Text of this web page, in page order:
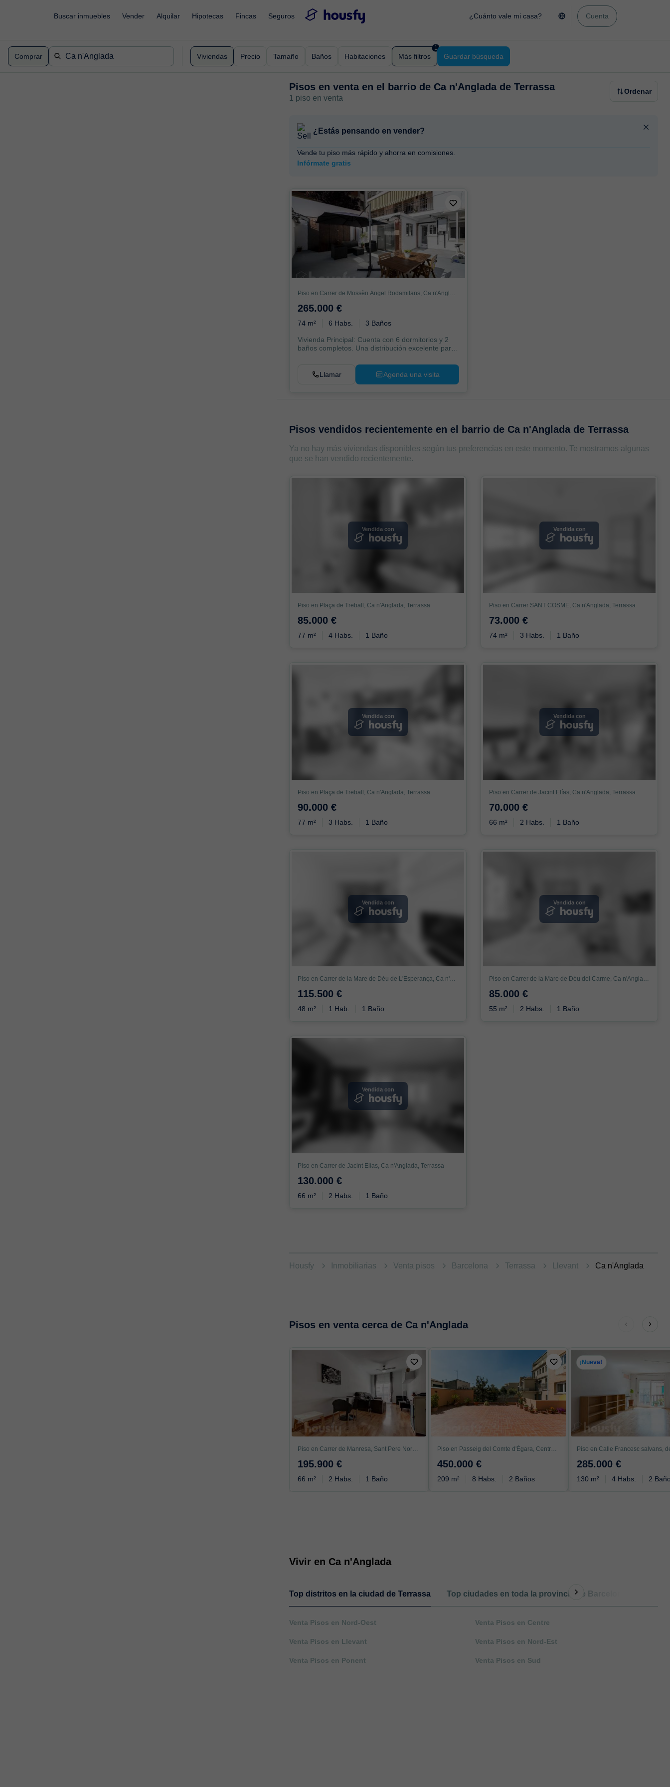
Buscar inmuebles Vender Alquilar Hipotecas Fincas Seguros ¿Cuánto vale mi casa? Cuenta
Comprar Viviendas Precio Tamaño Baños Habitaciones Más filtros
1
Guardar búsqueda
Pisos en venta en el barrio de Ca n'Anglada de Terrassa
1 piso en venta
Ordenar
¿Estás pensando en vender?
Vende tu piso más rápido y ahorra en comisiones.
Infórmate gratis
265.000 €
74 m² 6 Habs. 3 Baños
Vivienda Principal: Cuenta con 6 dormitorios y 2
baños completos. Una distribución excelente para
Llamar Agenda una visita
Pisos vendidos recientemente en el barrio de Ca n'Anglada de Terrassa
Ya no hay más viviendas disponibles según tus preferencias en este momento. Te mostramos algunas
que se han vendido recientemente.
Vendida con
Piso en Plaça de Treball, Ca n'Anglada, Terrassa
85.000 €
77 m² 4 Habs. 1 Baño
Vendida con
Piso en Carrer SANT COSME, Ca n'Anglada, Terrassa
73.000 €
74 m² 3 Habs. 1 Baño
Vendida con
Piso en Plaça de Treball, Ca n'Anglada, Terrassa
90.000 €
77 m² 3 Habs. 1 Baño
Vendida con
Piso en Carrer de Jacint Elías, Ca n'Anglada, Terrassa
70.000 €
66 m² 2 Habs. 1 Baño
Vendida con
Piso en Carrer de la Mare de Déu de L'Esperança, Ca n'Anglada, Terrassa
115.500 €
48 m² 1 Hab. 1 Baño
Vendida con
Piso en Carrer de la Mare de Déu del Carme, Ca n'Anglada, Terrassa
85.000 €
55 m² 2 Habs. 1 Baño
Vendida con
Piso en Carrer de Jacint Elías, Ca n'Anglada, Terrassa
130.000 €
66 m² 2 Habs. 1 Baño
Housfy Inmobiliarias Venta pisos Barcelona Terrassa Llevant Ca n'Anglada
Pisos en venta cerca de Ca n'Anglada
Piso en Carrer de Manresa, Sant Pere Nord, Terrassa
195.900 €
66 m² 2 Habs. 1 Baño
Piso en Passeig del Comte d'Ègara, Centro - Catedral, Terrassa
450.000 €
209 m² 8 Habs. 2 Baños
¡Nueva!
285.000 €
130 m² 4 Habs. 2
Vivir en Ca n'Anglada
Top distritos en la ciudad de Terrassa Top ciudades en toda la provincia de Barcelona
Venta Pisos en Nord-Oest Venta Pisos en Centre
Venta Pisos en Llevant Venta Pisos en Nord-Est
Venta Pisos en Ponent Venta Pisos en Sud